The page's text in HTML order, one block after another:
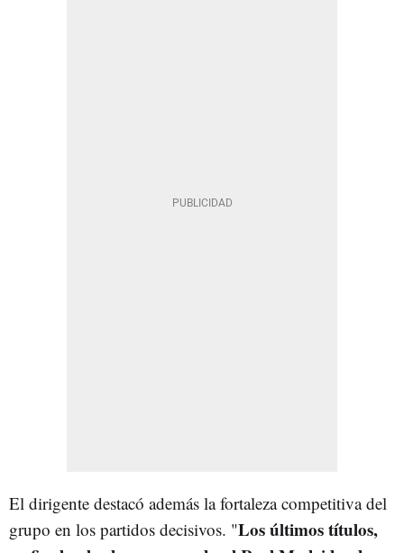
El dirigente destacó además la fortaleza competitiva del
grupo en los partidos decisivos. "Los últimos títulos,